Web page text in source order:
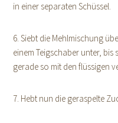
in einer separaten Schüssel.
6. Siebt die Mehlmischung
einem Teigschaber unter,
gerade so mit den flüssigen
7. Hebt nun die geraspelte